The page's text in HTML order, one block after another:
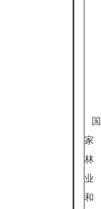
国
家
林
业
和